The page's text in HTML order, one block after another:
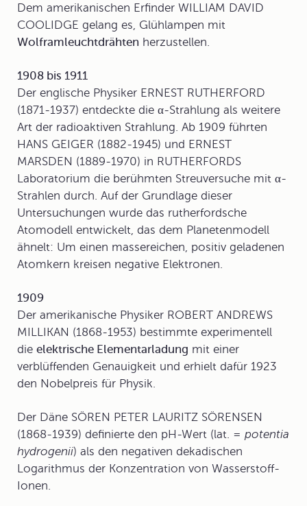
Dem amerikanischen Erfinder WILLIAM DAVID
COOLIDGE gelang es, Glühlampen mit
Wolframleuchtdrähten herzustellen.
1908 bis 1911
Der englische Physiker ERNEST RUTHERFORD
(1871-1937) entdeckte die α-Strahlung als weitere
Art der radioaktiven Strahlung. Ab 1909 führten
HANS GEIGER (1882-1945) und ERNEST
MARSDEN (1889-1970) in RUTHERFORDS
Laboratorium die berühmten Streuversuche mit α-
Strahlen durch. Auf der Grundlage dieser
Untersuchungen wurde das rutherfordsche
Atomodell entwickelt, das dem Planetenmodell
ähnelt: Um einen massereichen, positiv geladenen
Atomkern kreisen negative Elektronen.
1909
Der amerikanische Physiker ROBERT ANDREWS
MILLIKAN (1868-1953) bestimmte experimentell
die elektrische Elementarladung mit einer
verblüffenden Genauigkeit und erhielt dafür 1923
den Nobelpreis für Physik.
Der Däne SÖREN PETER LAURITZ SÖRENSEN
(1868-1939) definierte den pH-Wert (lat. = potentia
hydrogenii) als den negativen dekadischen
Logarithmus der Konzentration von Wasserstoff-
Ionen.